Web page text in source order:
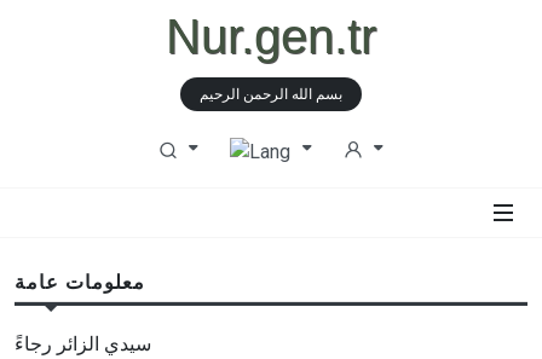
Nur.gen.tr
بسم الله الرحمن الرحيم
معلومات عامة
سيدي الزائر رجاءً